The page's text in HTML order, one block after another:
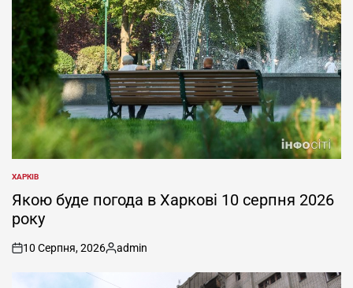
ОПУБЛІКУВАТИ
У
ХАРКІВ
Якою буде погода в Харкові 10 серпня 2026
року
on
10 Серпня, 2026
Опубліковано
admin